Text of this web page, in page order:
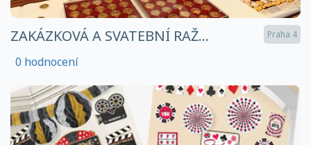
ZAKÁZKOVÁ A SVATEBNÍ RAŽ... Praha 4
0 hodnocení